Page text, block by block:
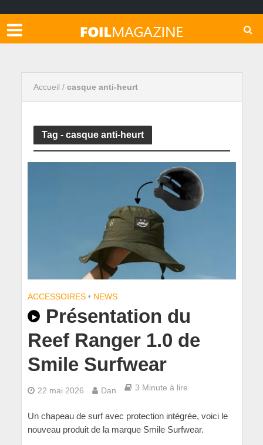
Accueil / casque anti-heurt
Tag - casque anti-heurt
ACCESSOIRES • NEWS
Présentation du
Reef Ranger 1.0 de
Smile Surfwear
22 mai 2026 Dan 3 Minute à lire
Un chapeau de surf avec protection intégrée, voici le
nouveau produit de la marque Smile Surfwear.